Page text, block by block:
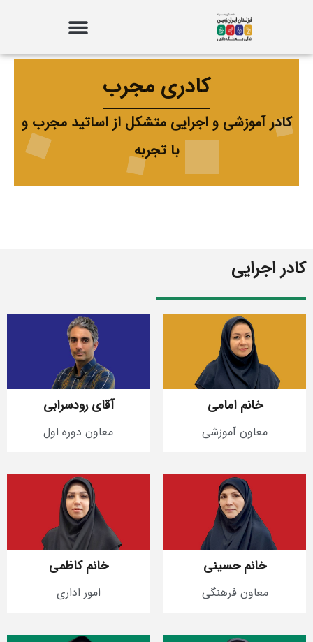
کادری مجرب
کادر آموزشی و اجرایی متشکل از اساتید مجرب و
با تجربه
کادر اجرایی
خانم امامی
معاون آموزشی
آقای رودسرابی
معاون دوره اول
خانم حسینی
معاون فرهنگی
خانم کاظمی
امور اداری